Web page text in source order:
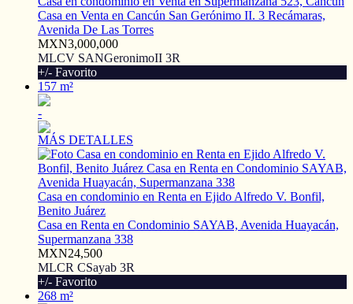
Casa en Venta en Cancún San Gerónimo II. 3 Recámaras,
Avenida De Las Torres
MXN3,000,000
MLCV SANGeronimoII 3R
+/- Favorito
157 m²
-
MÁS DETALLES
Casa en condominio en Renta en Ejido Alfredo V. Bonfil,
Benito Juárez
Casa en Renta en Condominio SAYAB, Avenida Huayacán,
Supermanzana 338
MXN24,500
MLCR CSayab 3R
+/- Favorito
268 m²